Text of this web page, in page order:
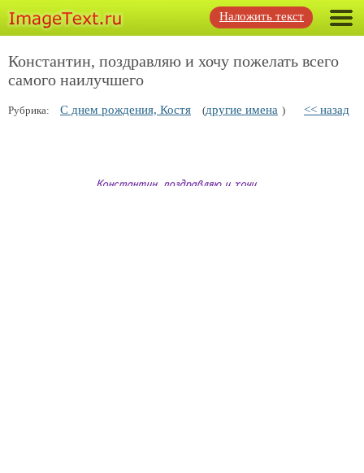
Наложить текст
Константин, поздравляю и хочу пожелать всего
самого наилучшего
Рубрика: С днем рождения, Костя (другие имена ) << назад